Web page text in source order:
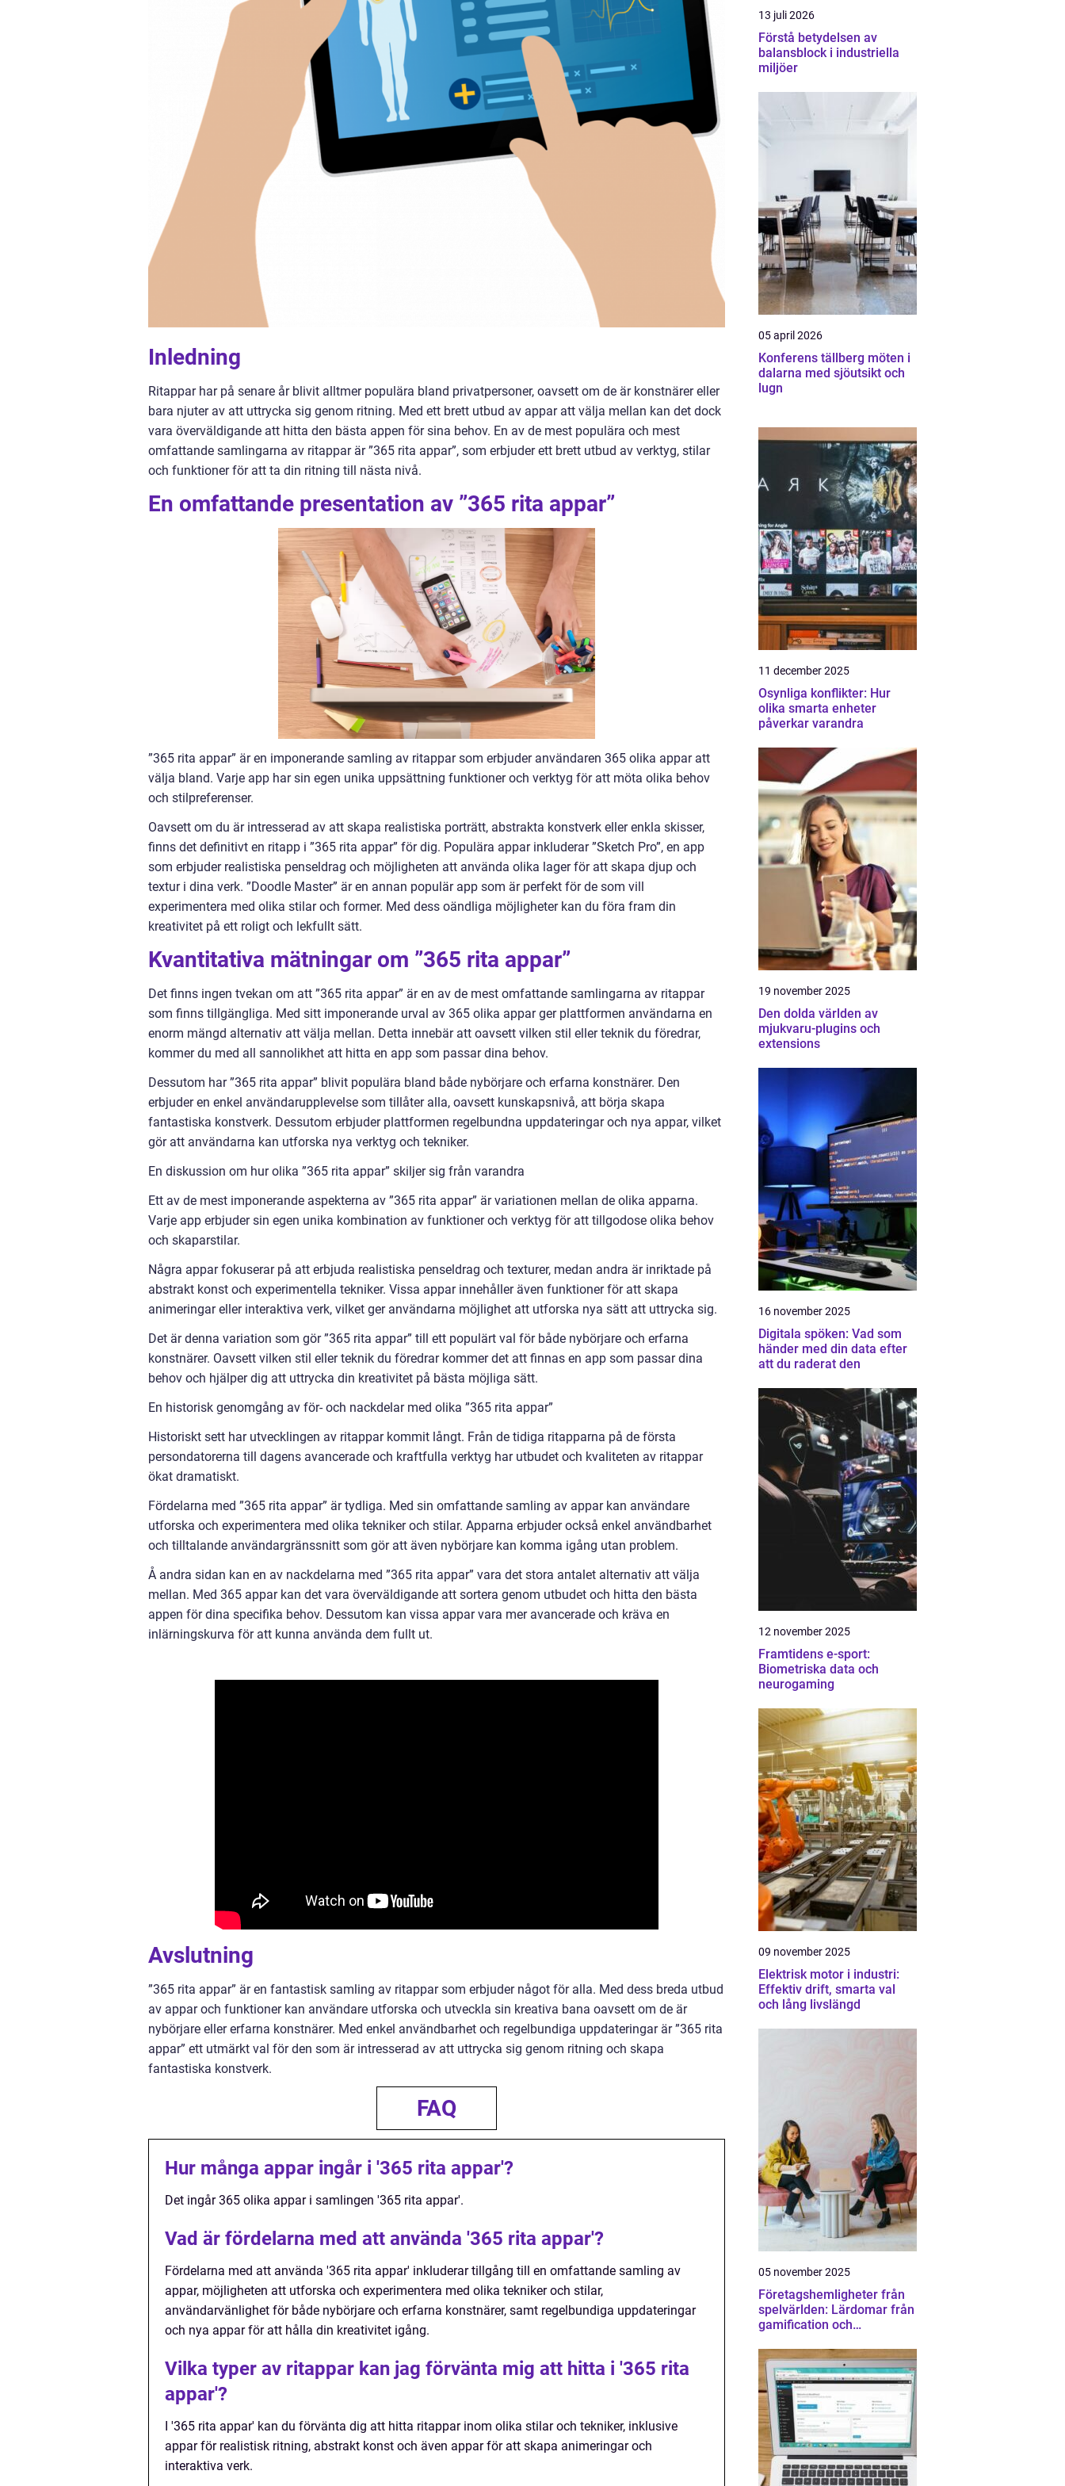
Inledning
Ritappar har på senare år blivit alltmer populära bland privatpersoner, oavsett om de är konstnärer eller
bara njuter av att uttrycka sig genom ritning. Med ett brett utbud av appar att välja mellan kan det dock
vara överväldigande att hitta den bästa appen för sina behov. En av de mest populära och mest
omfattande samlingarna av ritappar är ”365 rita appar”, som erbjuder ett brett utbud av verktyg, stilar
och funktioner för att ta din ritning till nästa nivå.
En omfattande presentation av ”365 rita appar”
”365 rita appar” är en imponerande samling av ritappar som erbjuder användaren 365 olika appar att
välja bland. Varje app har sin egen unika uppsättning funktioner och verktyg för att möta olika behov
och stilpreferenser.
Oavsett om du är intresserad av att skapa realistiska porträtt, abstrakta konstverk eller enkla skisser,
finns det definitivt en ritapp i ”365 rita appar” för dig. Populära appar inkluderar ”Sketch Pro”, en app
som erbjuder realistiska penseldrag och möjligheten att använda olika lager för att skapa djup och
textur i dina verk. ”Doodle Master” är en annan populär app som är perfekt för de som vill
experimentera med olika stilar och former. Med dess oändliga möjligheter kan du föra fram din
kreativitet på ett roligt och lekfullt sätt.
Kvantitativa mätningar om ”365 rita appar”
Det finns ingen tvekan om att ”365 rita appar” är en av de mest omfattande samlingarna av ritappar
som finns tillgängliga. Med sitt imponerande urval av 365 olika appar ger plattformen användarna en
enorm mängd alternativ att välja mellan. Detta innebär att oavsett vilken stil eller teknik du föredrar,
kommer du med all sannolikhet att hitta en app som passar dina behov.
Dessutom har ”365 rita appar” blivit populära bland både nybörjare och erfarna konstnärer. Den
erbjuder en enkel användarupplevelse som tillåter alla, oavsett kunskapsnivå, att börja skapa
fantastiska konstverk. Dessutom erbjuder plattformen regelbundna uppdateringar och nya appar, vilket
gör att användarna kan utforska nya verktyg och tekniker.
En diskussion om hur olika ”365 rita appar” skiljer sig från varandra
Ett av de mest imponerande aspekterna av ”365 rita appar” är variationen mellan de olika apparna.
Varje app erbjuder sin egen unika kombination av funktioner och verktyg för att tillgodose olika behov
och skaparstilar.
Några appar fokuserar på att erbjuda realistiska penseldrag och texturer, medan andra är inriktade på
abstrakt konst och experimentella tekniker. Vissa appar innehåller även funktioner för att skapa
animeringar eller interaktiva verk, vilket ger användarna möjlighet att utforska nya sätt att uttrycka sig.
Det är denna variation som gör ”365 rita appar” till ett populärt val för både nybörjare och erfarna
konstnärer. Oavsett vilken stil eller teknik du föredrar kommer det att finnas en app som passar dina
behov och hjälper dig att uttrycka din kreativitet på bästa möjliga sätt.
En historisk genomgång av för- och nackdelar med olika ”365 rita appar”
Historiskt sett har utvecklingen av ritappar kommit långt. Från de tidiga ritapparna på de första
persondatorerna till dagens avancerade och kraftfulla verktyg har utbudet och kvaliteten av ritappar
ökat dramatiskt.
Fördelarna med ”365 rita appar” är tydliga. Med sin omfattande samling av appar kan användare
utforska och experimentera med olika tekniker och stilar. Apparna erbjuder också enkel användbarhet
och tilltalande användargränssnitt som gör att även nybörjare kan komma igång utan problem.
Å andra sidan kan en av nackdelarna med ”365 rita appar” vara det stora antalet alternativ att välja
mellan. Med 365 appar kan det vara överväldigande att sortera genom utbudet och hitta den bästa
appen för dina specifika behov. Dessutom kan vissa appar vara mer avancerade och kräva en
inlärningskurva för att kunna använda dem fullt ut.
Avslutning
”365 rita appar” är en fantastisk samling av ritappar som erbjuder något för alla. Med dess breda utbud
av appar och funktioner kan användare utforska och utveckla sin kreativa bana oavsett om de är
nybörjare eller erfarna konstnärer. Med enkel användbarhet och regelbundiga uppdateringar är ”365 rita
appar” ett utmärkt val för den som är intresserad av att uttrycka sig genom ritning och skapa
fantastiska konstverk.
FAQ
Hur många appar ingår i '365 rita appar'?
Det ingår 365 olika appar i samlingen '365 rita appar'.
Vad är fördelarna med att använda '365 rita appar'?
Fördelarna med att använda '365 rita appar' inkluderar tillgång till en omfattande samling av
appar, möjligheten att utforska och experimentera med olika tekniker och stilar,
användarvänlighet för både nybörjare och erfarna konstnärer, samt regelbundiga uppdateringar
och nya appar för att hålla din kreativitet igång.
Vilka typer av ritappar kan jag förvänta mig att hitta i '365 rita
appar'?
I '365 rita appar' kan du förvänta dig att hitta ritappar inom olika stilar och tekniker, inklusive
appar för realistisk ritning, abstrakt konst och även appar för att skapa animeringar och
interaktiva verk.
13 juli 2026
Förstå betydelsen av
balansblock i industriella
miljöer
05 april 2026
Konferens tällberg möten i
dalarna med sjöutsikt och
lugn
11 december 2025
Osynliga konflikter: Hur
olika smarta enheter
påverkar varandra
19 november 2025
Den dolda världen av
mjukvaru-plugins och
extensions
16 november 2025
Digitala spöken: Vad som
händer med din data efter
att du raderat den
12 november 2025
Framtidens e-sport:
Biometriska data och
neurogaming
09 november 2025
Elektrisk motor i industri:
Effektiv drift, smarta val
och lång livslängd
05 november 2025
Företagshemligheter från
spelvärlden: Lärdomar från
gamification och